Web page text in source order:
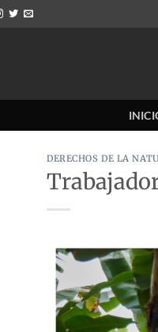
DERECHOS DE LA